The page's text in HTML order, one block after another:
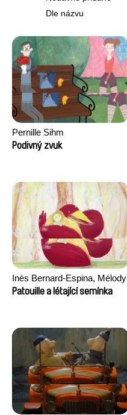
Dle názvu
Pernille Sihm
Podivný zvuk
Inès Bernard-Espina, Mélody
Boulissière, Clémentine
Patouille a létající semínka